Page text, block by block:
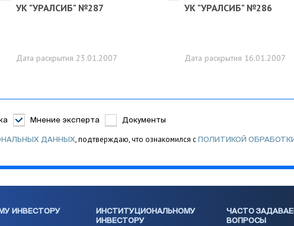
УК "УРАЛСИБ" №287
Дата раскрытия 23.01.2007
УК "УРАЛСИБ" №286
Дата раскрытия 16.01.2007
Мнение эксперта Документы
ДАННЫХ, подтверждаю, что ознакомился с ПОЛИТИКОЙ
ИНВЕСТОРУ
ИНСТИТУЦИОНАЛЬНОМУ
ИНВЕСТОРУ
ЧАСТО
ВОПРОСЫ